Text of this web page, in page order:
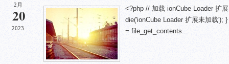
2月
20
2023
<?php // 加载 ionCube Loader 扩
die('ionCube Loader 扩展未加载');
= file_get_contents...